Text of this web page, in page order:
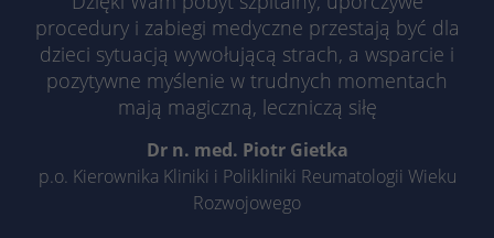
procedury i zabiegi medyczne przestają być dla
dzieci sytuacją wywołującą strach, a wsparcie i
pozytywne myślenie w trudnych momentach
mają magiczną, leczniczą siłę
Dr n. med. Piotr Gietka
p.o. Kierownika Kliniki i Polikliniki Reumatologii Wieku
Rozwojowego
Dostawca Microsoft Clarity
Czas
trwania
1 dzień
Zamiar
celu przechowywania i konsolidowania
odsłon strony użytkownika w jedno
nagranie sesji.